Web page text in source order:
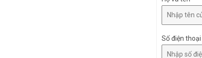
Số điện thoại